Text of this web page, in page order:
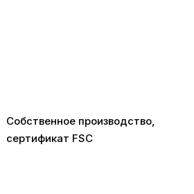
Собственное производство,
сертификат FSC